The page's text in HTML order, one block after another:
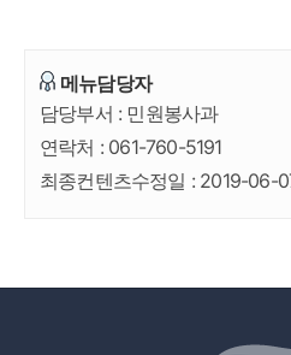
메뉴담당자
담당부서 : 민원봉사과
연락처 : 061-760-5191
최종컨텐츠수정일 : 2019-06-